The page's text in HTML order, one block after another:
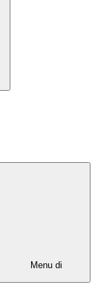
Menu di